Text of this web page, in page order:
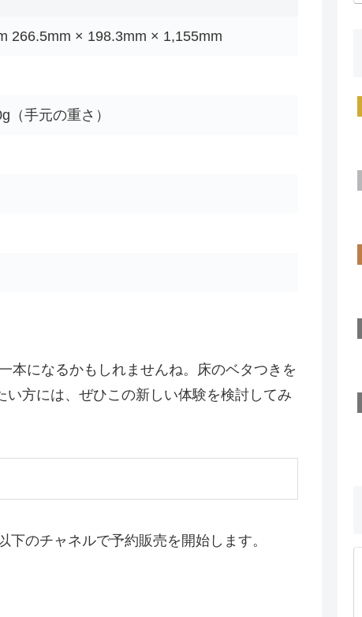
266.5mm × 198.3mm × 1,155mm
（手元の重さ）
本になるかもしれませんね。床のベタつきを
方には、ぜひこの新しい体験を検討してみ
のチャネルで予約販売を開始します。